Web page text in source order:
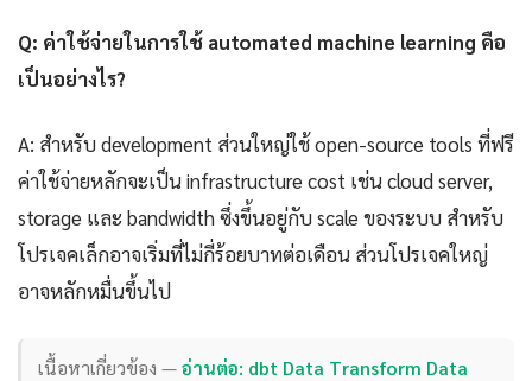
Q: ค่าใช้จ่ายในการใช้ automated machine learning คือ
เป็นอย่างไร?
A: สำหรับ development ส่วนใหญ่ใช้ open-source tools ที่ฟรี
ค่าใช้จ่ายหลักจะเป็น infrastructure cost เช่น cloud server,
storage และ bandwidth ซึ่งขึ้นอยู่กับ scale ของระบบ สำหรับ
โปรเจคเล็กอาจเริ่มที่ไม่กี่ร้อยบาทต่อเดือน ส่วนโปรเจคใหญ่
อาจหลักหมื่นขึ้นไป
เนื้อหาเกี่ยวข้อง —อ่านต่อ: dbt Data Transform Data